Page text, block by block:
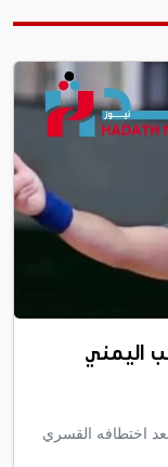
اليمني
اختطافه القسري